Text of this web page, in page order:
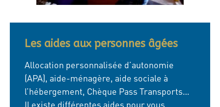
Les aides aux personnes âgées
Allocation personnalisée d’autonomie
(APA), aide-ménagère, aide sociale à
l’hébergement, Chèque Pass Transports…
Il existe différentes aides pour vous